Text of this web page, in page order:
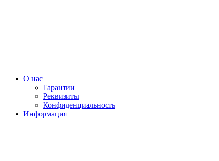
О нас
Гарантии
Реквизиты
Конфиденциальность
Информация